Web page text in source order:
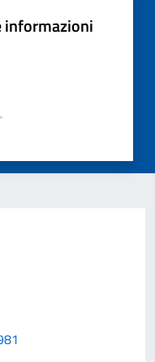
informazioni